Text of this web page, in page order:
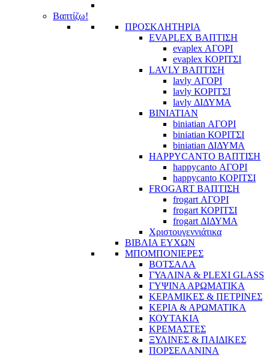
Βαπτίζω!
ΠΡΟΣΚΛΗΤΗΡΙΑ
EVAPLEX ΒΑΠΤΙΣΗ
evaplex ΑΓΟΡΙ
evaplex ΚΟΡΙΤΣΙ
LAVLY ΒΑΠΤΙΣΗ
lavly ΑΓΟΡΙ
lavly ΚΟΡΙΤΣΙ
lavly ΔΙΔΥΜΑ
BINIATIAN
biniatian ΑΓΟΡΙ
biniatian ΚΟΡΙΤΣΙ
biniatian ΔΙΔΥΜΑ
HAPPYCANTO ΒΑΠΤΙΣΗ
happycanto ΑΓΟΡΙ
happycanto ΚΟΡΙΤΣΙ
FROGART ΒΑΠΤΙΣΗ
frogart ΑΓΟΡΙ
frogart ΚΟΡΙΤΣΙ
frogart ΔΙΔΥΜΑ
Χριστουγεννιάτικα
ΒΙΒΛΙΑ ΕΥΧΩΝ
ΜΠΟΜΠΟΝΙΕΡΕΣ
ΒΟΤΣΑΛΑ
ΓΥΑΛΙΝΑ & PLEXI GLASS
ΓΥΨΙΝΑ ΑΡΩΜΑΤΙΚΑ
ΚΕΡΑΜΙΚΕΣ & ΠΕΤΡΙΝΕΣ
ΚΕΡΙΑ & ΑΡΩΜΑΤΙΚΑ
ΚΟΥΤΑΚΙΑ
ΚΡΕΜΑΣΤΕΣ
ΞΥΛΙΝΕΣ & ΠΑΙΔΙΚΕΣ
ΠΟΡΣΕΛΑΝΙΝΑ